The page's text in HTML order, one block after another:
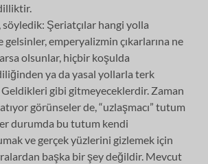
söyledik: Şeriatçılar hangi yolla
emperyalizmin çıkarlarına ne
olsunlar, hiçbir koşulda
ya da yasal yollarla terk
gibi gitmeyeceklerdir. Zaman
görünseler de, “uzlaşmacı” tutum
durumda bu tutum kendi
ve gerçek yüzlerini gizlemek için
başka bir şey değildir. Mevcut